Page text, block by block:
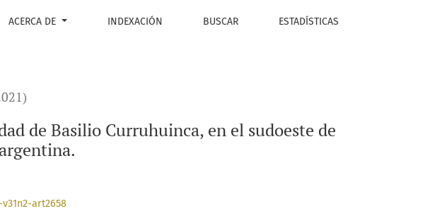
ACERCA DE INDEXACIÓN BUSCAR ESTADÍSTICAS
de Basilio Curruhuinca, en el sudoeste de
art2658